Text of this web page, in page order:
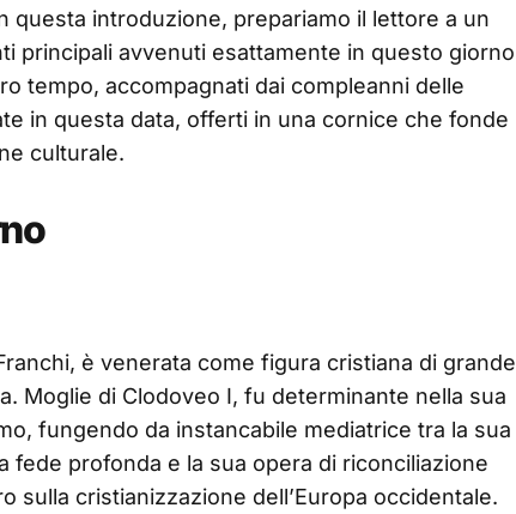
questa introduzione, prepariamo il lettore a un
principali avvenuti esattamente in questo giorno
tempo, accompagnati dai compleanni delle
in questa data, offerti in una cornice che fonde
culturale.
è venerata come figura cristiana di grande
Moglie di Clodoveo I, fu determinante nella sua
fungendo da instancabile mediatrice tra la sua
fede profonda e la sua opera di riconciliazione
sulla cristianizzazione dell’Europa occidentale.